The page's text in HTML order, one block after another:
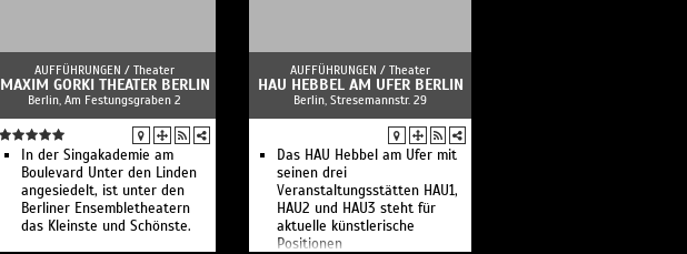
AUFFÜHRUNGEN / Theater
MAXIM GORKI THEATER BERLIN
Berlin, Am Festungsgraben 2
In der Singakademie am
Boulevard Unter den Linden
angesiedelt, ist unter den
Berliner Ensembletheatern
das Kleinste und Schönste.
AUFFÜHRUNGEN / Theater
HAU HEBBEL AM UFER BERLIN
Berlin, Stresemannstr. 29
Das HAU Hebbel am Ufer mit
seinen drei
Veranstaltungsstätten HAU1,
HAU2 und HAU3 steht für
aktuelle künstlerische
Positionen